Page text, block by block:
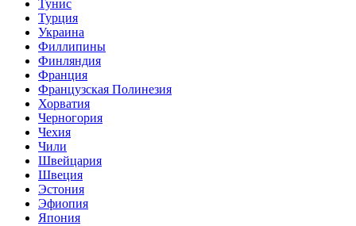
Тунис
Турция
Украина
Филлипины
Финляндия
Франция
Французская Полинезия
Хорватия
Черногория
Чехия
Чили
Швейцария
Швеция
Эстония
Эфиопия
Япония